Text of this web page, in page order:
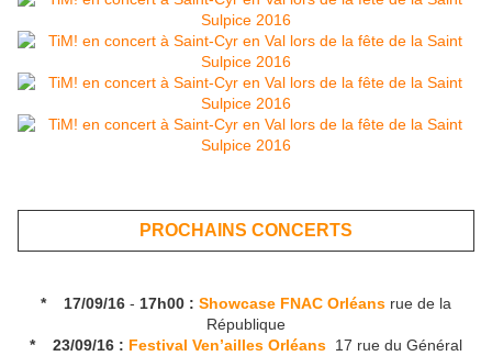
PROCHAINS CONCERTS
* 17/09/16 - 17h00 : Showcase FNAC Orléans rue de la
République
* 23/09/16 : Festival Ven’ailles Orléans 17 rue du Général